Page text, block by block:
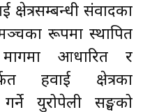
क्षेत्रसम्बन्धी संवादका
रूपमा स्थापित
आधारित र
हवाई क्षेत्रका
युरोपेली सङ्घको